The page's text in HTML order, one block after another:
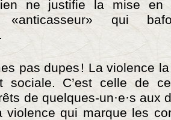
ne justifie la mise en
qui
pas dupes ! La violence
sociale. C’est celle de
de quelques-un·e·s aux
violence qui marque les